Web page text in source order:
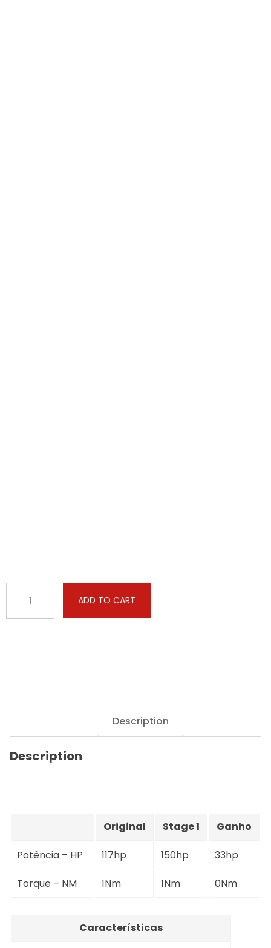
Maxxum
ADD TO CART
Description
Description
Original Stage 1 Ganho
Potência – HP 117hp 150hp 33hp
Torque – NM 1Nm 1Nm 0Nm
Características